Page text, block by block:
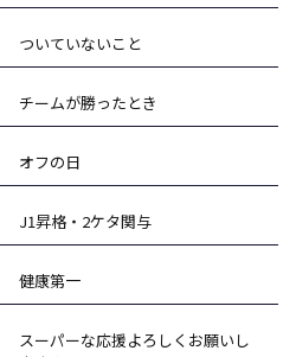
ついていないこと
チームが勝ったとき
オフの日
J1昇格・2ケタ関与
健康第一
スーパーな応援よろしくお願いし